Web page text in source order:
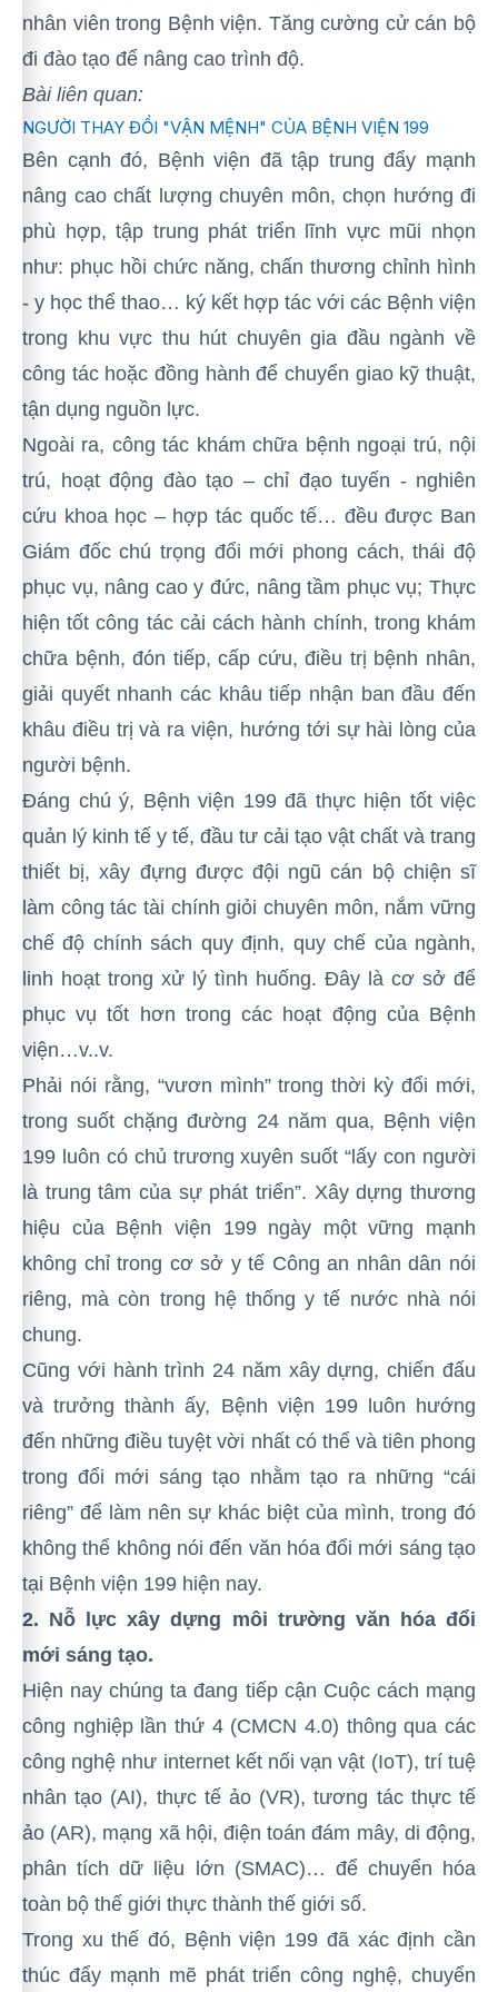
nhân viên trong Bệnh viện. Tăng cường cử cán bộ
đi đào tạo để nâng cao trình độ.
Bài liên quan:
NGƯỜI THAY ĐỔI "VẬN MỆNH" CỦA BỆNH VIỆN 199
Bên cạnh đó, Bệnh viện đã tập trung đẩy mạnh
nâng cao chất lượng chuyên môn, chọn hướng đi
phù hợp, tập trung phát triển lĩnh vực mũi nhọn
như: phục hồi chức năng, chấn thương chỉnh hình
- y học thể thao… ký kết hợp tác với các Bệnh viện
trong khu vực thu hút chuyên gia đầu ngành về
công tác hoặc đồng hành để chuyển giao kỹ thuật,
tận dụng nguồn lực.
Ngoài ra, công tác khám chữa bệnh ngoại trú, nội
trú, hoạt động đào tạo – chỉ đạo tuyến - nghiên
cứu khoa học – hợp tác quốc tế… đều được Ban
Giám đốc chú trọng đổi mới phong cách, thái độ
phục vụ, nâng cao y đức, nâng tầm phục vụ; Thực
hiện tốt công tác cải cách hành chính, trong khám
chữa bệnh, đón tiếp, cấp cứu, điều trị bệnh nhân,
giải quyết nhanh các khâu tiếp nhận ban đầu đến
khâu điều trị và ra viện, hướng tới sự hài lòng của
người bệnh.
Đáng chú ý, Bệnh viện 199 đã thực hiện tốt việc
quản lý kinh tế y tế, đầu tư cải tạo vật chất và trang
thiết bị, xây đựng được đội ngũ cán bộ chiện sĩ
làm công tác tài chính giỏi chuyên môn, nắm vững
chế độ chính sách quy định, quy chế của ngành,
linh hoạt trong xử lý tình huống. Đây là cơ sở để
phục vụ tốt hơn trong các hoạt động của Bệnh
viện…v..v.
Phải nói rằng, “vươn mình” trong thời kỳ đổi mới,
trong suốt chặng đường 24 năm qua, Bệnh viện
199 luôn có chủ trương xuyên suốt “lấycon người
là trung tâm của sự phát triển”. Xây dựng thương
hiệu của Bệnh viện 199 ngày một vững mạnh
không chỉ trong cơ sở y tế Công an nhân dân nói
riêng, mà còn trong hệ thống y tế nước nhà nói
chung.
Cũng với hành trình 24 năm xây dựng, chiến đấu
và trưởng thành ấy, Bệnh viện 199 luôn hướng
đến những điều tuyệt vời nhất có thể và tiên phong
trong đổi mới sáng tạo nhằm tạo ra những “cái
riêng” để làm nên sự khác biệt của mình, trong đó
không thể không nói đến văn hóa đổi mới sáng tạo
tại Bệnh viện 199 hiện nay.
2. Nỗ lực xây dựng môi trường văn hóa đổi
mới sáng tạo.
Hiện nay chúng ta đang tiếp cận Cuộc cách mạng
công nghiệp lần thứ 4 (CMCN 4.0) thông qua các
công nghệ như internet kết nối vạn vật (IoT), trí tuệ
nhân tạo (AI), thực tế ảo (VR), tương tác thực tế
ảo (AR), mạng xã hội, điện toán đám mây, di động,
phân tích dữ liệu lớn (SMAC)… để chuyển hóa
toàn bộ thế giới thực thành thế giới số.
Trong xu thế đó, Bệnh viện 199 đã xác định cần
thúc đẩy mạnh mẽ phát triển công nghệ, chuyển